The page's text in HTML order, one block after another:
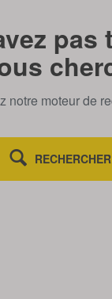
notre moteur de
RECHERCHER